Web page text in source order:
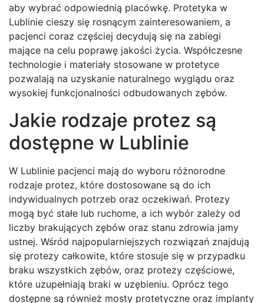
aby wybrać odpowiednią placówkę. Protetyka w
Lublinie cieszy się rosnącym zainteresowaniem, a
pacjenci coraz częściej decydują się na zabiegi
mające na celu poprawę jakości życia. Współczesne
technologie i materiały stosowane w protetyce
pozwalają na uzyskanie naturalnego wyglądu oraz
wysokiej funkcjonalności odbudowanych zębów.
Jakie rodzaje protez są
dostępne w Lublinie
W Lublinie pacjenci mają do wyboru różnorodne
rodzaje protez, które dostosowane są do ich
indywidualnych potrzeb oraz oczekiwań. Protezy
mogą być stałe lub ruchome, a ich wybór zależy od
liczby brakujących zębów oraz stanu zdrowia jamy
ustnej. Wśród najpopularniejszych rozwiązań znajdują
się protezy całkowite, które stosuje się w przypadku
braku wszystkich zębów, oraz protezy częściowe,
które uzupełniają braki w uzębieniu. Oprócz tego
dostępne są również mosty protetyczne oraz implanty